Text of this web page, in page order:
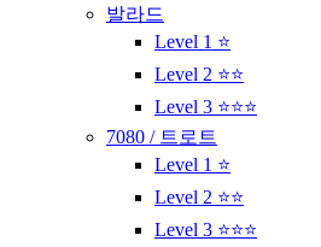
발라드
Level 1 ⭐
Level 2 ⭐⭐
Level 3 ⭐⭐⭐
7080 / 트로트
Level 1 ⭐
Level 2 ⭐⭐
Level 3 ⭐⭐⭐